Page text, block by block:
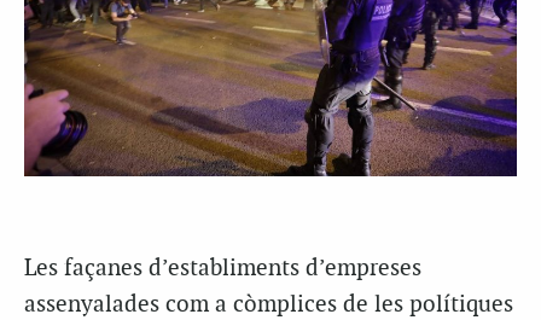
Les façanes d’establiments d’empreses
assenyalades com a còmplices de les polítiques